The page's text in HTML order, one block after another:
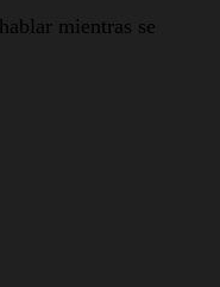
mientras se